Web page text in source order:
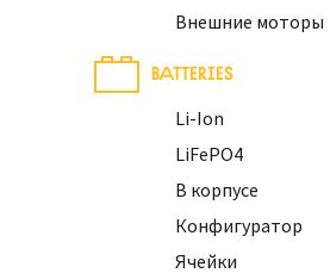
Внешние моторы
BATTERIES
Li-Ion
LiFePO4
В корпусе
Конфигуратор
Ячейки